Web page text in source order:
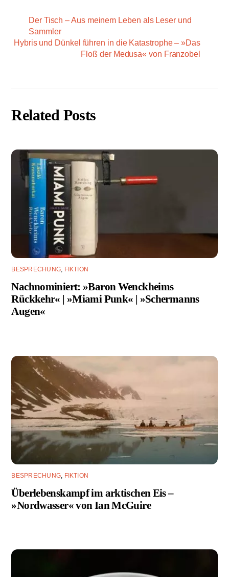
Der Tisch – Aus meinem Leben als Leser und
Sammler
Hybris und Dünkel führen in die Katastrophe – »Das
Floß der Medusa« von Franzobel
Related Posts
BESPRECHUNG, FIKTION
Nachnominiert: »Baron Wenckheims
Rückkehr« | »Miami Punk« | »Schermanns
Augen«
BESPRECHUNG FIKTION
Überlebenskampf im arktischen Eis –
»Nordwasser« von Ian McGuire